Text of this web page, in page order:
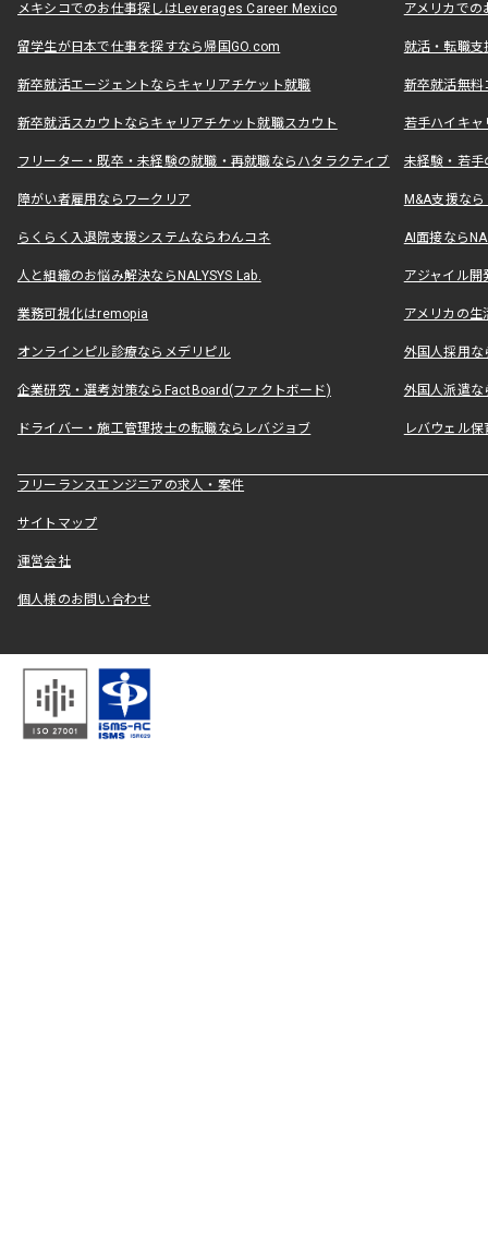
メキシコでのお仕事探しはLeverages Career Mexico アメリカで
留学生が日本で仕事を探すなら帰国GO.com 就活・転職
新卒就活エージェントならキャリアチケット就職 新卒就活無料
新卒就活スカウトならキャリアチケット就職スカウト 若手ハイキ
フリーター・既卒・未経験の就職・再就職ならハタラクティブ 未経験・若手
障がい者雇用ならワークリア M&A支援な
らくらく入退院支援システムならわんコネ AI面接なら
人と組織のお悩み解決ならNALYSYS Lab. アジャイル
業務可視化はremopia アメリカの
オンラインピル診療ならメデリピル 外国人採用
企業研究・選考対策ならFactBoard(ファクトボード) 外国人派遣な
ドライバー・施工管理技士の転職ならレバジョブ レバウェル
フリーランスエンジニアの求人・案件
サイトマップ
運営会社
個人様のお問い合わせ